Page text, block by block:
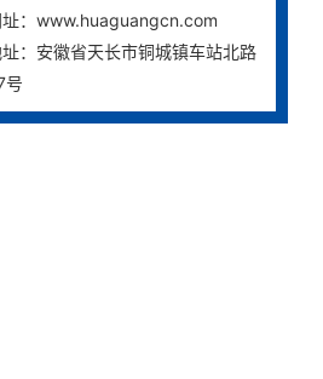
址：www.huaguangcn.com
：安徽省天长市铜城镇车站北路
号